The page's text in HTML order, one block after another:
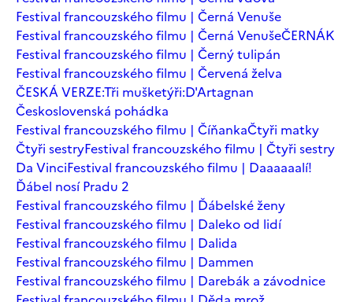
Festival francouzského filmu | Černá Venuše
Festival francouzského filmu | Černá VenušeČERNÁK
Festival francouzského filmu | Černý tulipán
Festival francouzského filmu | Červená želva
ČESKÁ VERZE:Tři mušketýři:D'Artagnan
Československá pohádka
Festival francouzského filmu | ČíňankaČtyři matky
Čtyři sestryFestival francouzského filmu | Čtyři sestry
Da VinciFestival francouzského filmu | Daaaaaalí!
Ďábel nosí Pradu 2
Festival francouzského filmu | Ďábelské ženy
Festival francouzského filmu | Daleko od lidí
Festival francouzského filmu | Dalida
Festival francouzského filmu | Dammen
Festival francouzského filmu | Darebák a závodnice